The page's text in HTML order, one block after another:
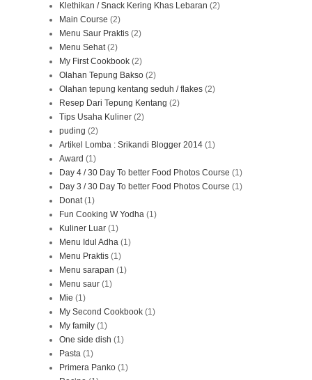
Klethikan / Snack Kering Khas Lebaran (2)
Main Course (2)
Menu Saur Praktis (2)
Menu Sehat (2)
My First Cookbook (2)
Olahan Tepung Bakso (2)
Olahan tepung kentang seduh / flakes (2)
Resep Dari Tepung Kentang (2)
Tips Usaha Kuliner (2)
puding (2)
Artikel Lomba : Srikandi Blogger 2014 (1)
Award (1)
Day 4 / 30 Day To better Food Photos Course (1)
Day 3 / 30 Day To better Food Photos Course (1)
Donat (1)
Fun Cooking W Yodha (1)
Kuliner Luar (1)
Menu Idul Adha (1)
Menu Praktis (1)
Menu sarapan (1)
Menu saur (1)
Mie (1)
My Second Cookbook (1)
My family (1)
One side dish (1)
Pasta (1)
Primera Panko (1)